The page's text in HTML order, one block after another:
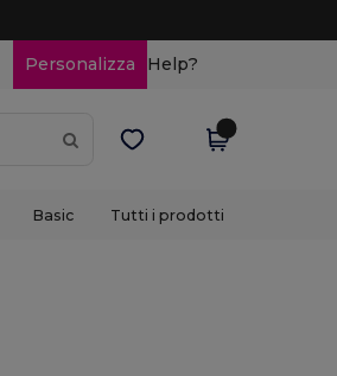
Personalizza Help?
Basic Tutti i prodotti